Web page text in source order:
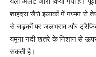
शाहदरा जैसे इलाकों में मध्यम से
से सड़कों पर जलभराव और
यमुना नदी खतरे के निशान से
सकती है।